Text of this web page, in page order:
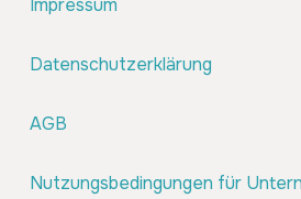
Impressum
Datenschutzerklärung
AGB
Nutzungsbedingungen für